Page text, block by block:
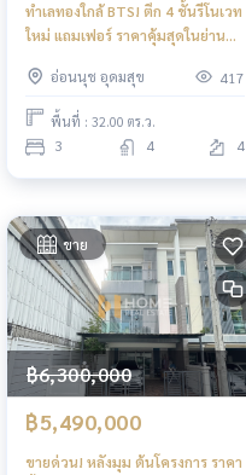
ทำเลทองใกล้ BTS! ตึก 4 ชั้นรีโนเวท
ใหม่ แถมเฟอร์ ราคาคุ้มสุดในย่านนี้
2 / 3 ห้องนอน (ขาย), 4 - story
Townhome 1 unit Soi
Wachiratham 2. / 3 Bedrooms
(FOR SALE) GNG013
อ่อนนุช อุดมสุข 417
พื้นที่ : 32.00 ตร.ว.
3 4 4
ขาย
฿6,300,000
฿5,490,000
ขายด่วน! หลังมุม ต้นโครงการ ราคา